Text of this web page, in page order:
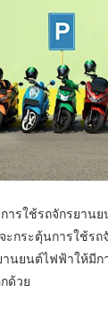
ารใช้รถจักรยาน
จะกระตุ้นการใช้ร
านยนต์ไฟฟ้าให้มีก
ด้วย